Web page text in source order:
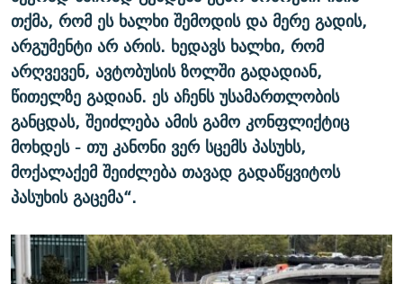
თქმა, რომ ეს ხალხიშემოდის დამერეგადის,
არგუმენტი არ არის. ხედავს ხალხი, რომ
არღვევენ, ავტობუსისზოლშიგადადიან,
წითელზეგადიან. ეს აჩენსუსამართლობის
განცდას, შეიძლება ამისგამოკონფლიქტიც
მოხდეს-თუკანონივერ სცემს პასუხს,
მოქალაქემშეიძლებათავადგადაწყვიტოს
პასუხისგაცემა“.